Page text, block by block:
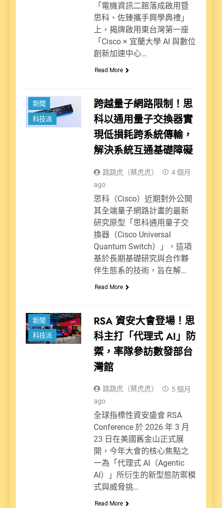
「電機資訊二館落成啟用暨
思科、佐臻攜手興學典禮」
上，揭牌啟用東台灣第一座
「Cisco × 宜蘭大學 AI 與數位
創新加速中心…
Read More
新聞
科技派
跨越量子網路限制！思
科以通用量子交換器實
現低損耗跨系統傳輸，
解決系統互通基礎障礙
跳跳虎（蔡虎虎）
4 個月
ago
思科（Cisco）近期對外公開
其全端量子網路計畫的最新
研究原型「思科通用量子交
換器（Cisco Universal
Quantum Switch）」，這項
基於長期基礎研究與合作夥
伴生態系的技術，旨在解…
Read More
新聞
科技派
RSA 資安大會登場！思
科主打「代理式 AI」防
禦，率隊參訪數發部台
灣館
跳跳虎（蔡虎虎）
5 個月
ago
全球指標性資安盛會 RSA
Conference 於 2026 年 3 月
23 日在美國舊金山正式展
開，今年大會的核心焦點之
一為「代理式 AI（Agentic
AI）」所衍生的新型態防禦模
式與威脅挑…
Read More